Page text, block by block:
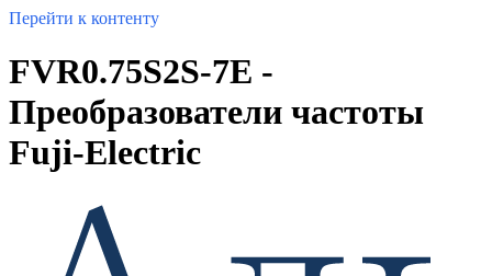
Перейти к контенту
FVR0.75S2S-7E -
Преобразователи частоты
Fuji-Electric